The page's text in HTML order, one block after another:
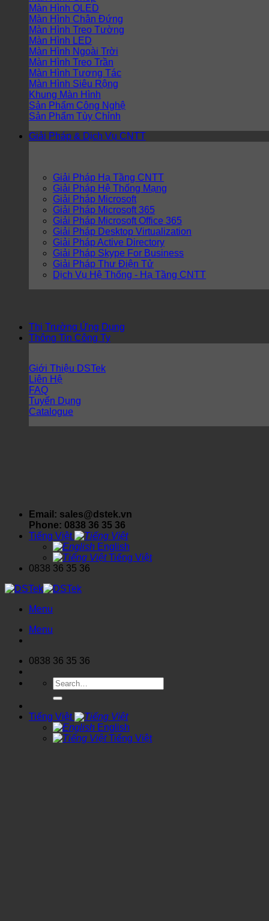
Màn Hình OLED
Màn Hình Chân Đứng
Màn Hình Treo Tường
Màn Hình LED
Màn Hình Ngoài Trời
Màn Hình Treo Trần
Màn Hình Tương Tác
Màn Hình Siêu Rộng
Khung Màn Hình
Sản Phẩm Công Nghệ
Sản Phẩm Tùy Chỉnh
Giải Pháp & Dịch Vụ CNTT
Giải Pháp Hạ Tầng CNTT
Giải Pháp Hệ Thống Mạng
Giải Pháp Microsoft
Giải Pháp Microsoft 365
Giải Pháp Microsoft Office 365
Giải Pháp Desktop Virtualization
Giải Pháp Active Directory
Giải Pháp Skype For Business
Giải Pháp Thư Điện Tử
Dịch Vụ Hệ Thống - Hạ Tầng CNTT
Thị Trường Ứng Dụng
Thông Tin Công Ty
Giới Thiệu DSTek
Liên Hệ
FAQ
Tuyển Dụng
Catalogue
Email: sales@dstek.vn
Phone: 0838 36 35 36
Tiếng Việt
English
Tiếng Việt
0838 36 35 36
Menu
Menu
0838 36 35 36
Search
for:
Tiếng Việt
English
Tiếng Việt